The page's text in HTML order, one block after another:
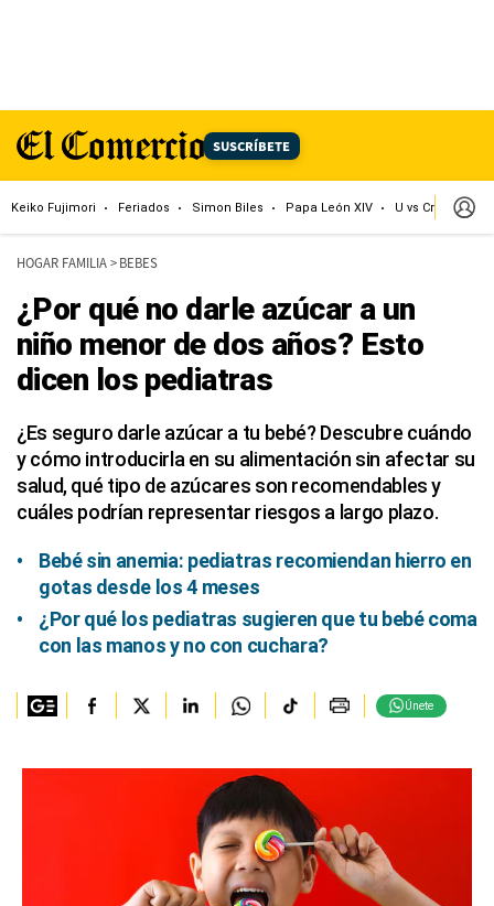
SUSCRÍBETE
Keiko Fujimori Feriados Simon Biles Papa León XIV U vs Cristal
HOGAR FAMILIA> BEBES
¿Por qué no darle azúcar a un
niño menor de dos años? Esto
dicen los pediatras
¿Es seguro darle azúcar a tu bebé? Descubre cuándo
y cómo introducirla en su alimentación sin afectar su
salud, qué tipo de azúcares son recomendables y
cuáles podrían representar riesgos a largo plazo.
Bebé sin anemia: pediatras recomiendan hierro en
gotas desde los 4 meses
¿Por qué los pediatras sugieren que tu bebé coma
con las manos y no con cuchara?
Únete